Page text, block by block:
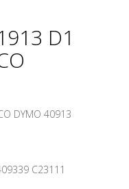
D1
DYMO 40913
C23111